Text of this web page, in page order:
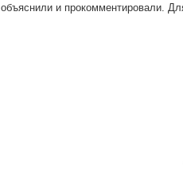
и прокомментировали.